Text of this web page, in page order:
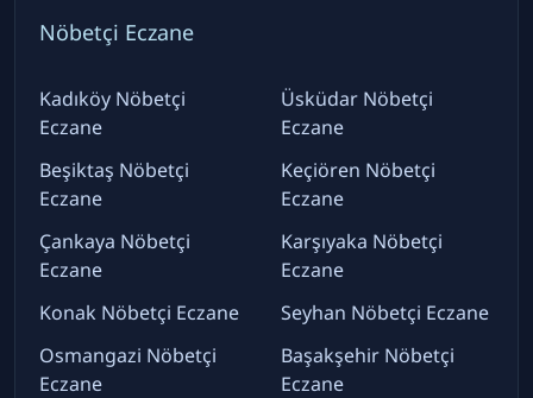
Nöbetçi Eczane
Kadıköy Nöbetçi
Eczane
Beşiktaş Nöbetçi
Eczane
Çankaya Nöbetçi
Eczane
Konak Nöbetçi Eczane
Osmangazi Nöbetçi
Eczane
Üsküdar Nöbetçi
Eczane
Keçiören Nöbetçi
Eczane
Karşıyaka Nöbetçi
Eczane
Seyhan Nöbetçi Eczane
Başakşehir Nöbetçi
Eczane